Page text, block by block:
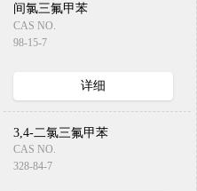
间氯三氟甲苯
CAS NO.
98-15-7
详细
3,4-二氯三氟甲苯
CAS NO.
328-84-7